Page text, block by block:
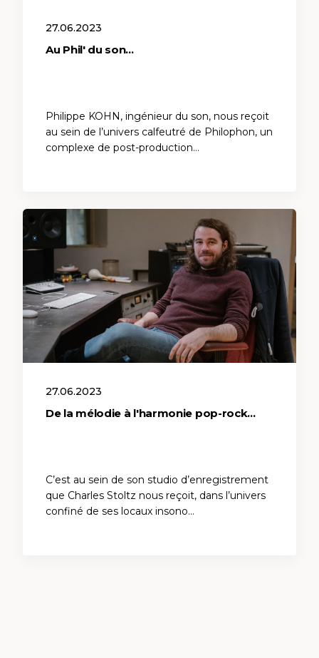
27.06.2023
Au Phil'​ du son…
Philippe KOHN, ingénieur du son, nous reçoit
au sein de l’univers calfeutré de Philophon, un
complexe de post-production…
27.06.2023
De la mélodie à l'harmonie pop-rock...
C’est au sein de son studio d’enregistrement
que Charles Stoltz nous reçoit, dans l’univers
confiné de ses locaux insono…